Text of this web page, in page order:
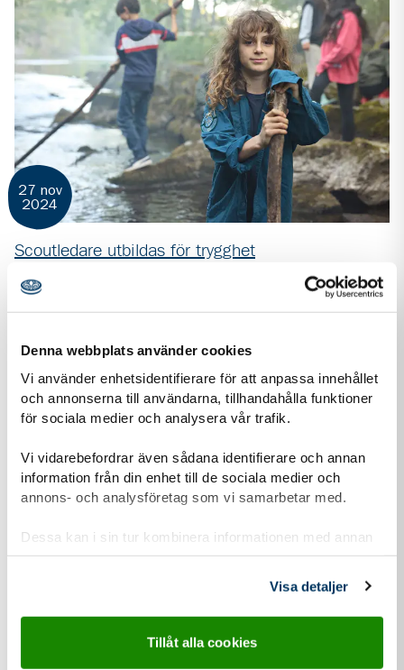
Denna webbplats använder cookies
Vi använder enhetsidentifierare för att anpassa innehållet
och annonserna till användarna, tillhandahålla funktioner
för sociala medier och analysera vår trafik.
Vi vidarebefordrar även sådana identifierare och annan
information från din enhet till de sociala medier och
annons- och analysföretag som vi samarbetar med.
Dessa kan i sin tur kombinera informationen med annan
information som du har tillhandahållit eller som de har
Visa detaljer
Tillåt alla cookies
27 nov
2024
Scoutledare utbildas för trygghet
Scouting är populärt, men varför är det så många som trivs
hos oss? Utbildade ledare och en utvecklande metod tror vi
27 nov